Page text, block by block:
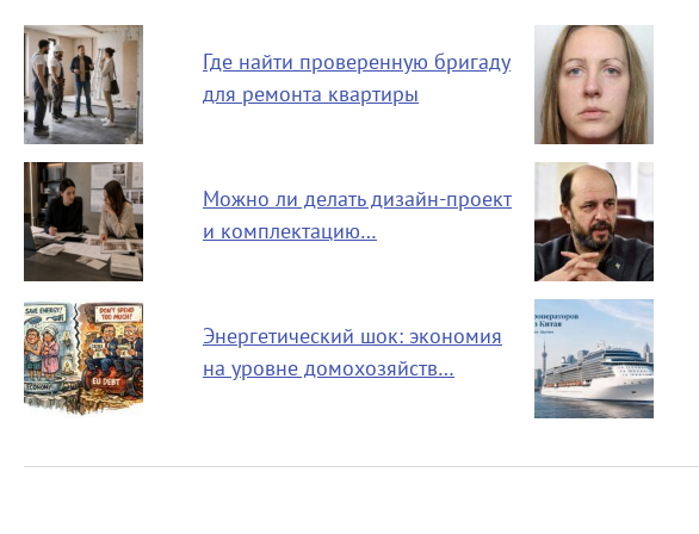
Где найти проверенную бригаду
для ремонта квартиры
Можно ли делать дизайн-проект
и комплектацию…
Энергетический шок: экономия
на уровне домохозяйств…